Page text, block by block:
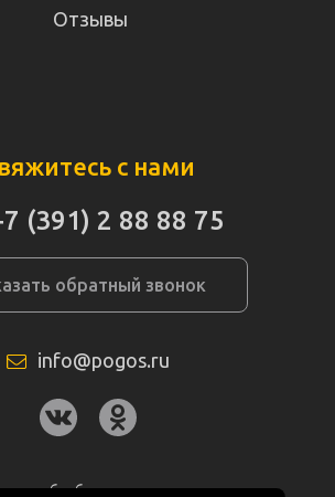
Отзывы
с нами
(391) 2 88 88 75
обратный звонок
info@pogos.ru
на обработку персональных